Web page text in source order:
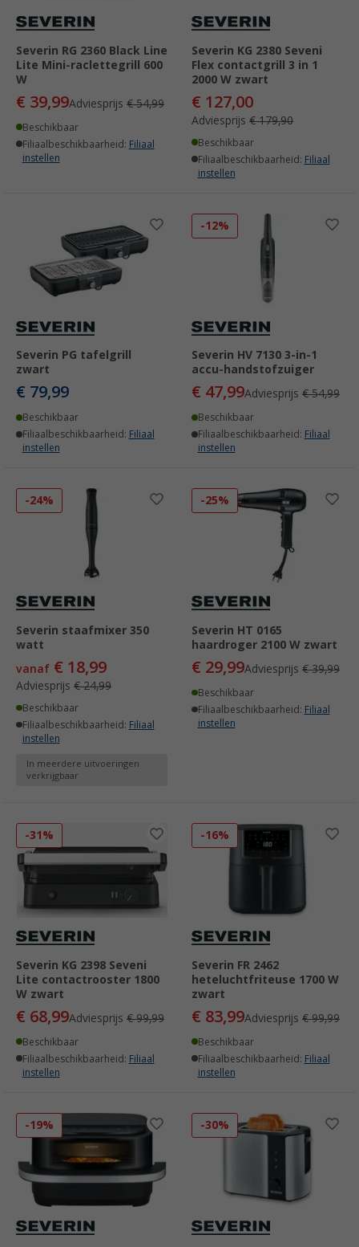
Severin RG 2360 Black Line
Lite Mini-raclettegrill 600
W
€ 39,99Adviesprijs € 54,99
Beschikbaar
Filiaalbeschikbaarheid: Filiaal
instellen
Severin KG 2380 Seveni
Flex contactgrill 3 in 1
2000 W zwart
€ 127,00
Adviesprijs € 179,90
Beschikbaar
Filiaalbeschikbaarheid: Filiaal
instellen
Severin PG tafelgrill
zwart
€ 79,99
Beschikbaar
Filiaalbeschikbaarheid: Filiaal
instellen
-12%
Severin HV 7130 3-in-1
accu-handstofzuiger
€ 47,99Adviesprijs € 54,99
Beschikbaar
Filiaalbeschikbaarheid: Filiaal
instellen
-24%
Severin staafmixer 350
watt
vanaf € 18,99
Adviesprijs € 24,99
Beschikbaar
Filiaalbeschikbaarheid: Filiaal
instellen
In meerdere uitvoeringen
verkrijgbaar
-25%
Severin HT 0165
haardroger 2100 W zwart
€ 29,99Adviesprijs € 39,99
Beschikbaar
Filiaalbeschikbaarheid: Filiaal
instellen
-31%
Severin KG 2398 Seveni
Lite contactrooster 1800
W zwart
€ 68,99Adviesprijs € 99,99
Beschikbaar
Filiaalbeschikbaarheid: Filiaal
instellen
-16%
Severin FR 2462
heteluchtfriteuse 1700 W
zwart
€ 83,99Adviesprijs € 99,99
Beschikbaar
Filiaalbeschikbaarheid: Filiaal
instellen
-19% -30%